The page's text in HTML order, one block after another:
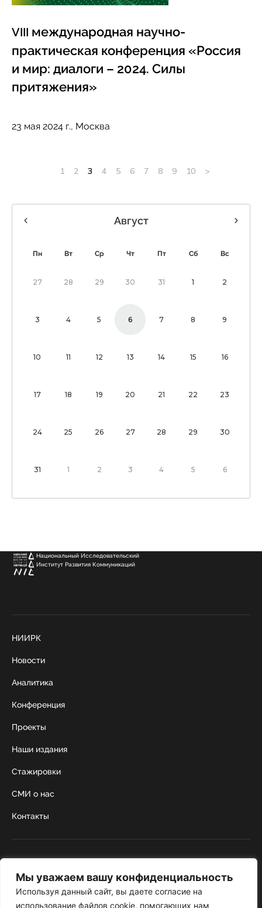
Мы уважаем вашу конфиденциальность
Используя данный сайт, вы даете согласие на
использование файлов cookie, помогающих нам
VIII международная научно-
практическая конференция «Россия
и мир: диалоги – 2024. Силы
притяжения»
23 мая 2024 г., Москва
1 2 3 4 5 6 7 8 9 10 >
Август
Пн Вт Ср Чт Пт Сб Вс
27 28 29 30 31 1 2
3 4 5 6 7 8 9
10 11 12 13 14 15 16
17 18 19 20 21 22 23
24 25 26 27 28 29 30
31 1 2 3 4 5 6
Национальный Исследовательский
Институт Развития Коммуникаций
НИИРК
Новости
Аналитика
Конференция
Проекты
Наши издания
Стажировки
СМИ о нас
Контакты
+7 495 252 67 88
institut@nicrus.ru